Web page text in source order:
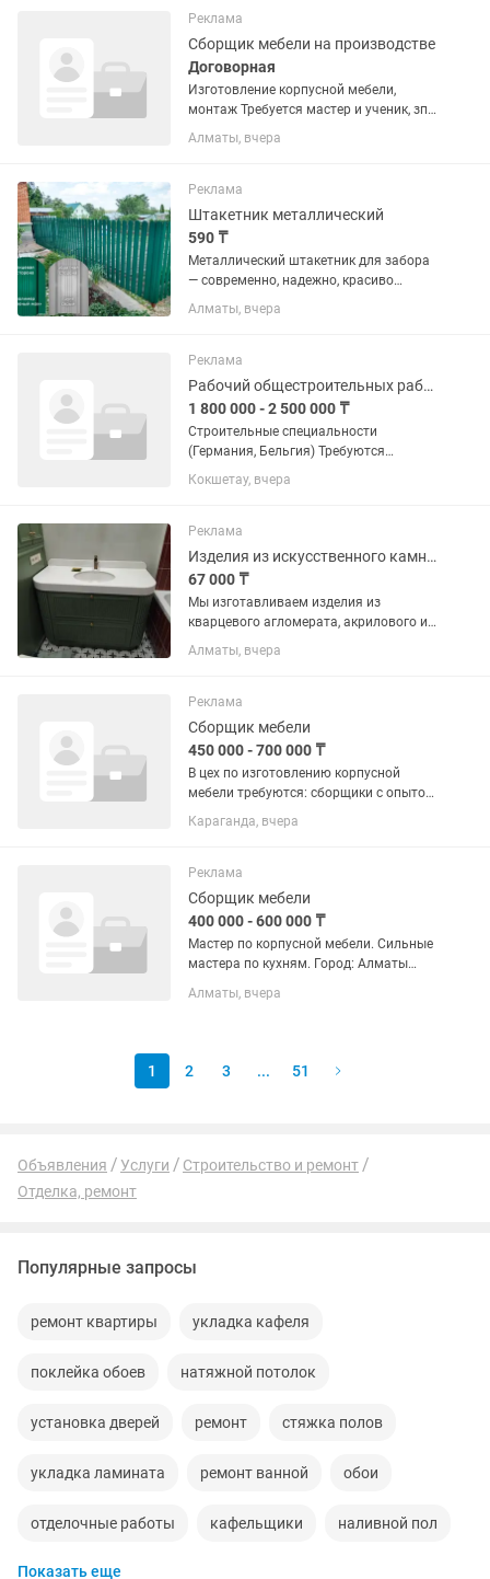
надежно защищают от солнца и...
Реклама
Сборщик мебели на производстве
Договорная
Изготовление корпусной мебели,
монтаж Требуется мастер и ученик, зп
договорная
Алматы, вчера
Реклама
Штакетник металлический
590 ₸
Металлический штакетник для забора
— современно, надежно, красиво
Изготовление и продажа
металлического штакетника высокого
домов, дач, коттеджей, коммерческих...
Алматы, вчера
Реклама
Рабочий общестроительных работ
1 800 000 - 2 500 000 ₸
Строительные специальности
(Германия, Бельгия) Требуются
квалифицированные специалисты
строительных профессий: Каменщик –
возведение стен и перегородок. ...
Кокшетау, вчера
Реклама
Изделия из искусственного камня столешницы, мойки, подоконники на заказ
67 000 ₸
Мы изготавливаем изделия из
кварцевого агломерата, акрилового и
искусственного камня на заказ:
Изделия: кухонные столешницы,
подоконники, встроенные мойки/
раковины из...
Алматы, вчера
Реклама
Сборщик мебели
450 000 - 700 000 ₸
В цех по изготовлению корпусной
мебели требуются: сборщики с опытом
работы, и со своим инструментом
желательно.. Только с опытом,
беспокоить! Полный цикл
изготовления, с...
Караганда, вчера
Реклама
Сборщик мебели
400 000 - 600 000 ₸
Мастер по корпусной мебели. Сильные
мастера по кухням. Город: Алматы
цеху и на монтаже у клиента
Алматы, вчера
1 2 3 ... 51
Объявления Услуги
Строительство и ремонт
Отделка, ремонт
Популярные запросы
ремонт квартиры укладка кафеля
поклейка обоев натяжной потолок
установка дверей ремонт стяжка полов
укладка ламината ремонт ванной обои
отделочные работы кафельщики наливной пол
косметический ремонт квартир
Показать еще